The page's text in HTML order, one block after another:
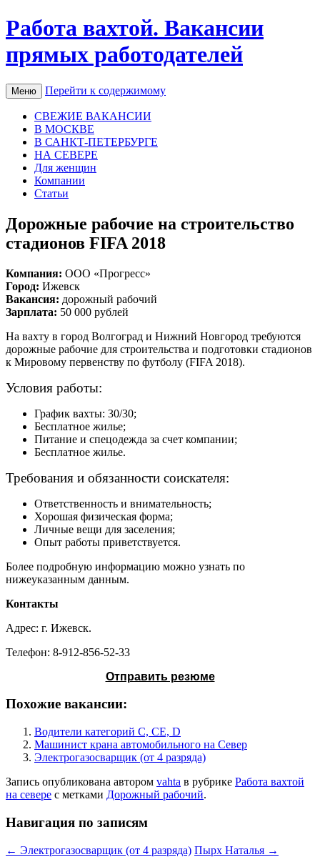
Работа вахтой. Вакансии
прямых работодателей
Меню Перейти к содержимому
СВЕЖИЕ ВАКАНСИИ
В МОСКВЕ
В САНКТ-ПЕТЕРБУРГЕ
НА СЕВЕРЕ
Для женщин
Компании
Статьи
Дорожные рабочие на строительство
стадионов FIFA 2018
Компания: ООО «Прогресс»
Город: Ижевск
Вакансия: дорожный рабочий
Зарплата: 50 000 рублей
На вахту в город Волгоград и Нижний Новгород требуются
дорожные рабочие для строительства и подготовки стадионов
к Мировому первенству по футболу (FIFA 2018).
Условия работы:
График вахты: 30/30;
Бесплатное жилье;
Питание и спецодежда за счет компании;
Бесплатное жилье.
Требования и обязанности соискателя:
Ответственность и внимательность;
Хорошая физическая форма;
Личные вещи для заселения;
Опыт работы приветствуется.
Более подробную информацию можно узнать по
нижеуказанным данным.
Контакты
Адрес: г. Ижевск.
Телефон: 8-912-856-52-33
Отправить резюме
Похожие вакансии:
Водители категорий C, CE, D
Машинист крана автомобильного на Север
Электрогазосварщик (от 4 разряда)
Запись опубликована автором vahta в рубрике Работа вахтой
на севере с метками Дорожный рабочий.
Навигация по записям
← Электрогазосварщик (от 4 разряда) Пырх Наталья →